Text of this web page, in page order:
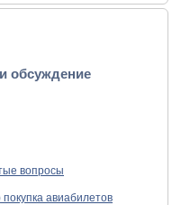
обсуждение
вопросы
авиабилетов